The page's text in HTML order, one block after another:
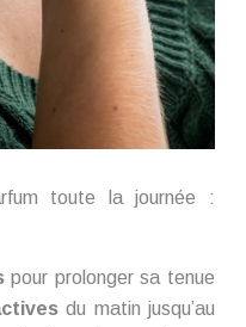
toute la journée :
pour prolonger sa tenue
du matin jusqu’au